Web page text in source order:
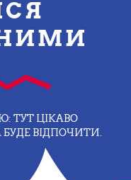
ТУТ ЦІКАВО
ВІДПОЧИТИ.